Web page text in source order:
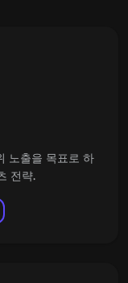
노출을 목표로 하
전략.